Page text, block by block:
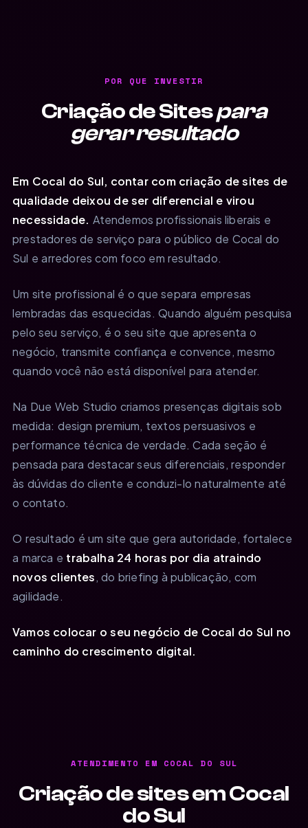
POR QUE INVESTIR
Criação de Sitespara
gerar resultado
Em Cocal do Sul, contar com criação de sites de
qualidade deixou de ser diferencial e virou
necessidade. Atendemos profissionais liberais e
prestadores de serviço para o público de Cocal do
Sul e arredores com foco em resultado.
Um site profissional é o que separa empresas
lembradas das esquecidas. Quando alguém pesquisa
pelo seu serviço, é o seu site que apresenta o
negócio, transmite confiança e convence, mesmo
quando você não está disponível para atender.
Na Due Web Studio criamos presenças digitais sob
medida: design premium, textos persuasivos e
performance técnica de verdade. Cada seção é
pensada para destacar seus diferenciais, responder
às dúvidas do cliente e conduzi-lo naturalmente até
o contato.
O resultado é um site que gera autoridade, fortalece
a marca e trabalha 24 horas por dia atraindo
novos clientes, do briefing à publicação, com
agilidade.
Vamos colocar o seu negócio de Cocal do Sul no
caminho do crescimento digital.
ATENDIMENTO EM COCAL DO SUL
Criação de sites em Cocal
do Sul